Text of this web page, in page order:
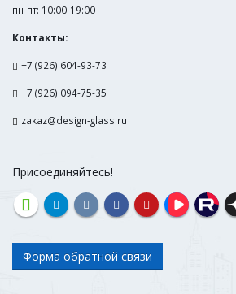
пн-пт: 10:00-19:00
Контакты:
+7 (926) 604-93-73
+7 (926) 094-75-35
zakaz@design-glass.ru
Присоединяйтесь!
Форма обратной связи